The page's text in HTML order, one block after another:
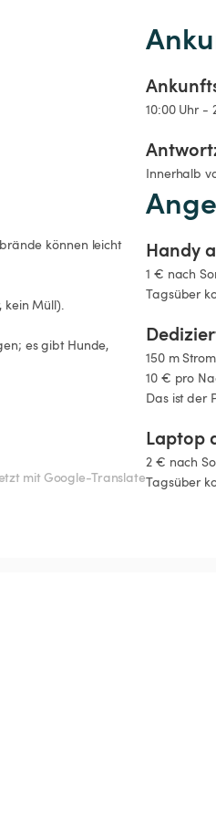
10:00 Uhr -
Innerhalb
können leicht
kein Müll).
es gibt Hunde,
mit Google-Translate
Handy
1 € nach
Tagsüber
150 m
10 € pro
Das ist der
Laptop
2 € nach
Tagsüber